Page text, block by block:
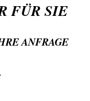
FÜR SIE
ANFRAGE